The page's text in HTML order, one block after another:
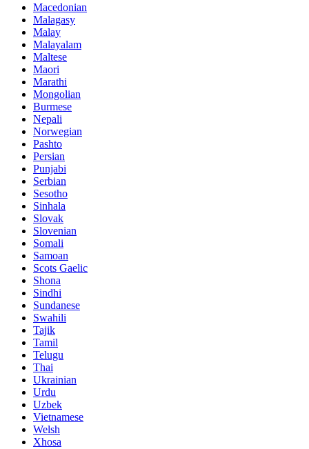
Macedonian
Malagasy
Malay
Malayalam
Maltese
Maori
Marathi
Mongolian
Burmese
Nepali
Norwegian
Pashto
Persian
Punjabi
Serbian
Sesotho
Sinhala
Slovak
Slovenian
Somali
Samoan
Scots Gaelic
Shona
Sindhi
Sundanese
Swahili
Tajik
Tamil
Telugu
Thai
Ukrainian
Urdu
Uzbek
Vietnamese
Welsh
Xhosa